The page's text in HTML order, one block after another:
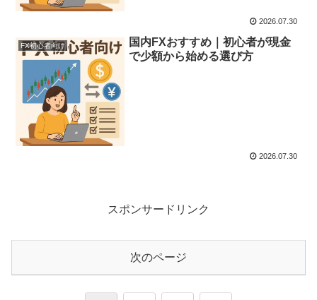
2026.07.30
FX初心者向け
国内FXおすすめ｜初心者が現金
で少額から始める選び方
2026.07.30
スポンサードリンク
次のページ